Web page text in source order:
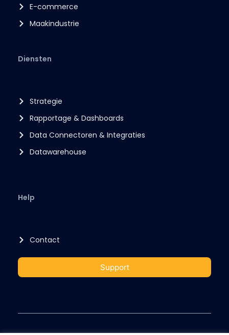
E-commerce
Maakindustrie
Diensten
Strategie
Rapportage & Dashboards
Data Connectoren & Integraties
Datawarehouse
Help
Contact
Support